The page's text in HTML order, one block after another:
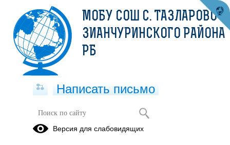
Достижения
МОБУ СОШ С. ТАЗЛАРОВО
ЗИАНЧУРИНСКОГО РАЙОНА
РБ
Написать письмо
Версия для слабовидящих